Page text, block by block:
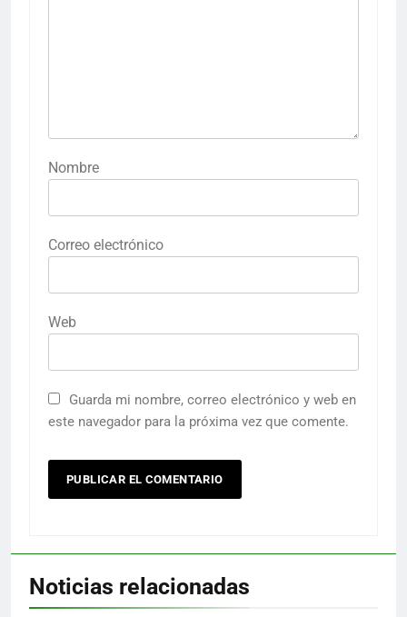
Nombre
Correo electrónico
Web
Guarda mi nombre, correo electrónico y web en
este navegador para la próxima vez que comente.
Noticias relacionadas